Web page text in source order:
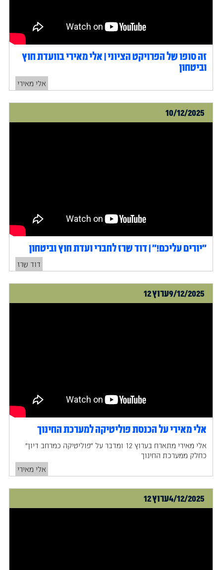
זה סופו של הפרויקט הציוני | אלי מאירי בוועדת חוץ
וביטחון
אלי מאירי
10/12/2025
״יורים עליכם!״ | דוד שרז לחברי ועדת חוץ וביטחון
דוד שרז
9/12/2025ערוץ 12
אלי מאירי על הכנסת פוליטיקה למערכת החינוך
אלי מאירי מתארח בערוץ 12 ומדבר על “פוליטיקה כמרחב דיון”
כחלק ממערכת החינוך
אלי מאירי
4/12/2025ערוץ 12